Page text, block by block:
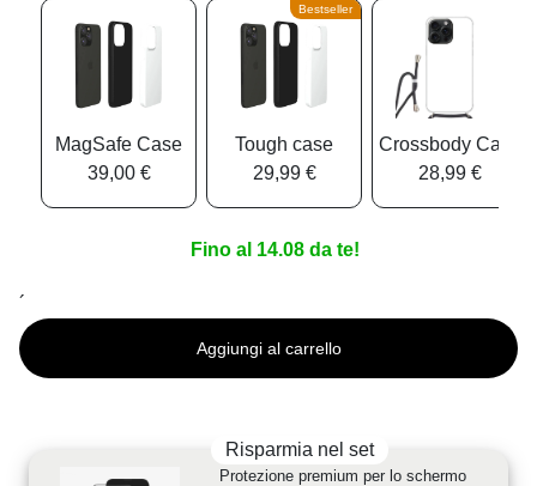
MagSafe Case
39,00 €
Bestseller
Tough case
29,99 €
Crossbody Case
28,99 €
Fino al 14.08 da te!
´
Aggiungi al carrello
Risparmia nel set
Protezione premium per lo schermo